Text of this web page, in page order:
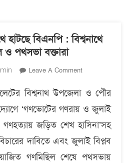
হাটছে বিএনপি : বিশ্বনাথে
ও পথসভা বক্তারা
Leave A CommentOn
হাসিনার
হাটছে
বিএনপি
:
বিশ্বনাথ উপজেলা ও পৌর
‘গণভোটের গণরায় ও জুলাই
জড়িত শেখ হাসিনা’সহ
দাবিতে এবং জুলাই বিপ্লব
গণমিছিল শেষে পথসভায়